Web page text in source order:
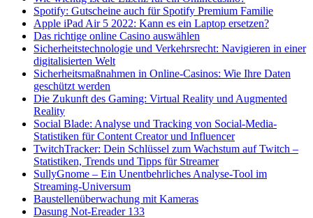
Spotify: Gutscheine auch für Spotify Premium Familie
Apple iPad Air 5 2022: Kann es ein Laptop ersetzen?
Das richtige online Casino auswählen
Sicherheitstechnologie und Verkehrsrecht: Navigieren in einer
digitalisierten Welt
Sicherheitsmaßnahmen in Online-Casinos: Wie Ihre Daten
geschützt werden
Die Zukunft des Gaming: Virtual Reality und Augmented
Reality
Social Blade: Analyse und Tracking von Social-Media-
Statistiken für Content Creator und Influencer
TwitchTracker: Dein Schlüssel zum Wachstum auf Twitch –
Statistiken, Trends und Tipps für Streamer
SullyGnome – Ein Unentbehrliches Analyse-Tool im
Streaming-Universum
Baustellenüberwachung mit Kameras
Dasung Not-Ereader 133